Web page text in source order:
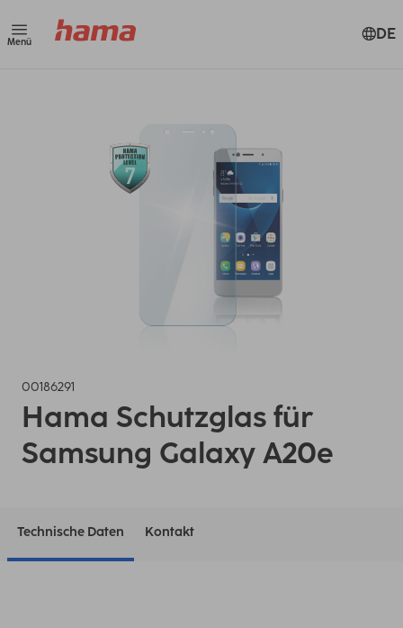
Menü DE
00186291
Hama Schutzglas für
Samsung Galaxy A20e
Technische Daten Kontakt